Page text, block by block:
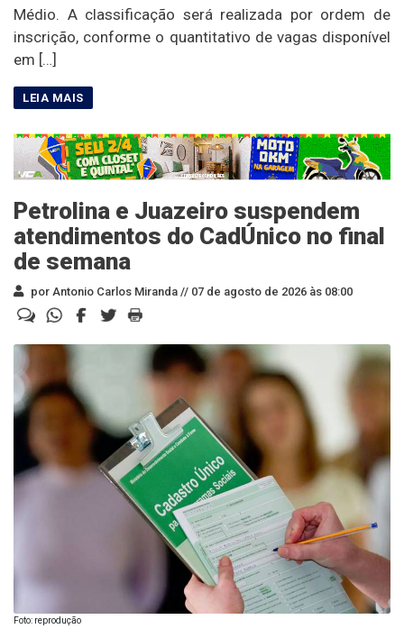
Médio. A classificação será realizada por ordem de
inscrição, conforme o quantitativo de vagas disponível
em […]
Petrolina e Juazeiro suspendem
atendimentos do CadÚnico no final
de semana
por Antonio Carlos Miranda // 07 de agosto de 2026 às 08:00
Foto: reprodução